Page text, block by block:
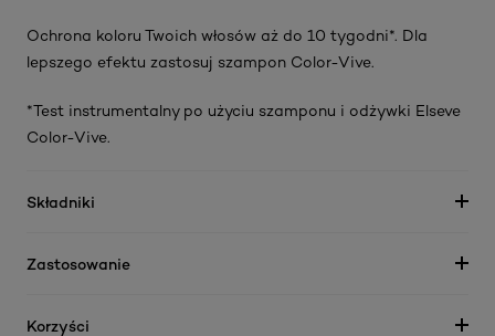
Ochrona koloru Twoich włosów aż do 10 tygodni*. Dla
lepszego efektu zastosuj szampon Color-Vive.
*Test instrumentalny po użyciu szamponu i odżywki Elseve
Color-Vive.
Składniki
Zastosowanie
Korzyści